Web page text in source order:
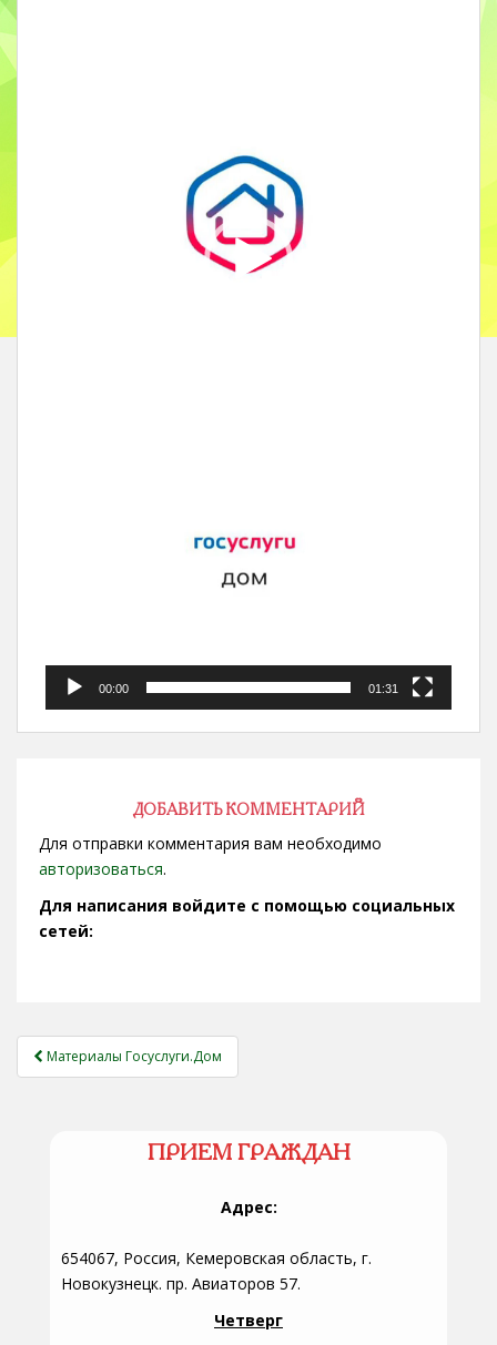
00:00 01:31
ДОБАВИТЬ КОММЕНТАРИЙ
Для отправки комментария вам необходимо
авторизоваться.
Для написания войдите с помощью социальных
сетей:
НАВИГАЦИЯ
Материалы Госуслуги.Дом
ПРИЕМ ГРАЖДАН
Адрес:
654067, Россия, Кемеровская область, г.
Новокузнецк. пр. Авиаторов 57.
Четверг